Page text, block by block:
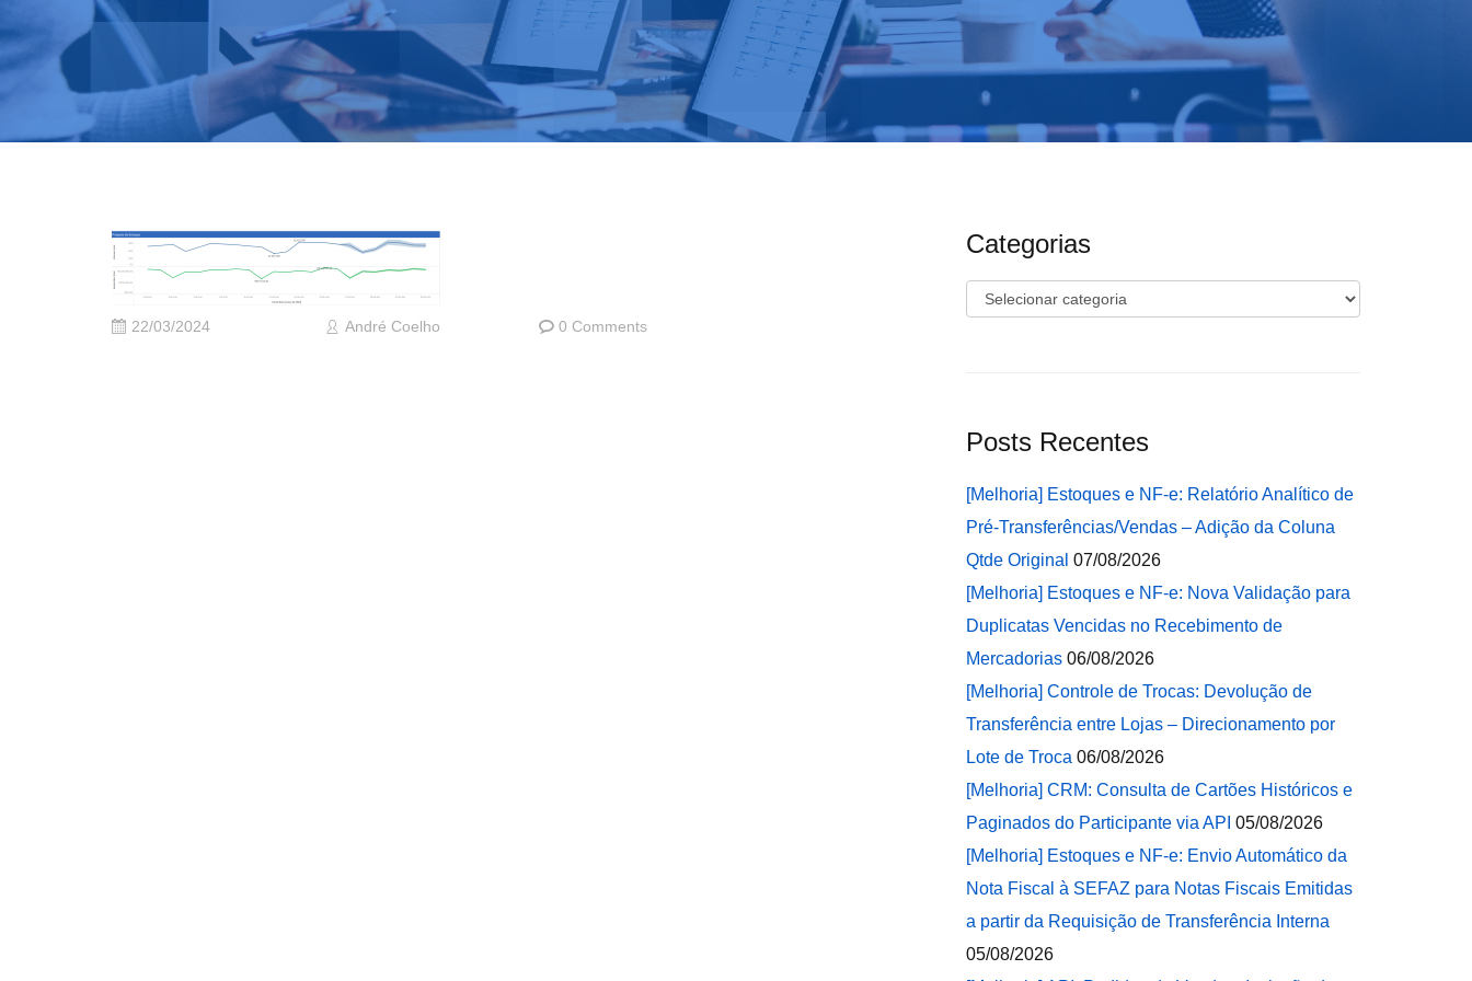
22/03/2024 André Coelho 0 Comments
Categorias
Categorias
Posts Recentes
[Melhoria] Estoques e NF-e: Relatório Analítico de
Pré-Transferências/Vendas – Adição da Coluna
Qtde Original 07/08/2026
[Melhoria] Estoques e NF-e: Nova Validação para
Duplicatas Vencidas no Recebimento de
Mercadorias 06/08/2026
[Melhoria] Controle de Trocas: Devolução de
Transferência entre Lojas – Direcionamento por
Lote de Troca 06/08/2026
[Melhoria] CRM: Consulta de Cartões Históricos e
Paginados do Participante via API 05/08/2026
[Melhoria] Estoques e NF-e: Envio Automático da
Nota Fiscal à SEFAZ para Notas Fiscais Emitidas
a partir da Requisição de Transferência Interna
05/08/2026